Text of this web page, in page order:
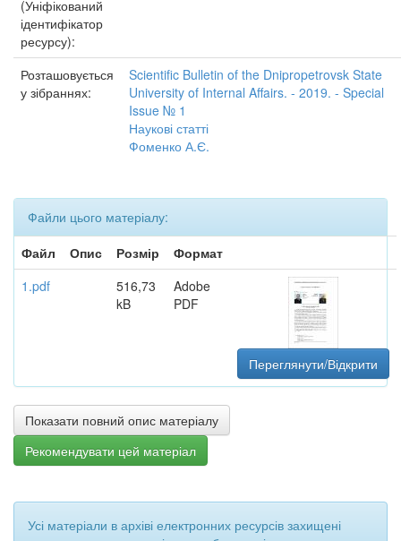
(Уніфікований
ідентифікатор
ресурсу):
Розташовується
у зібраннях:
Scientific Bulletin of the Dnipropetrovsk State
University of Internal Affairs. - 2019. - Special
Issue № 1
Наукові статті
Фоменко А.Є.
Файли цього матеріалу:
Файл
Опис Розмір
Формат
1.pdf
516,73
kB
Adobe
PDF
Переглянути/Відкрити
Показати повний опис матеріалу
Рекомендувати цей матеріал
Усі матеріали в архіві електронних ресурсів захищені